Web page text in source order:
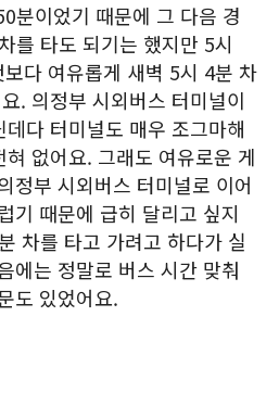
분이었기 때문에 그 다음 경
를 타도 되기는 했지만 5시
다 여유롭게 새벽 5시 4분 차
. 의정부 시외버스 터미널이
다 터미널도 매우 조그마해
없어요. 그래도 여유로운 게
정부 시외버스 터미널로 이어
기 때문에 급히 달리고 싶지
차를 타고 가려고 하다가 실
에는 정말로 버스 시간 맞춰
도 있었어요.